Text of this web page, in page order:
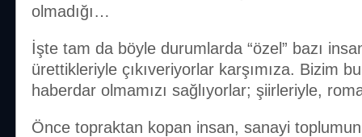
olmadığı…
İşte tam da böyle durumlarda “özel” bazı
ürettikleriyle çıkıveriyorlar karşımıza. Bizim
haberdar olmamızı sağlıyorlar; şiirleriyle,
Önce topraktan kopan insan, sanayi